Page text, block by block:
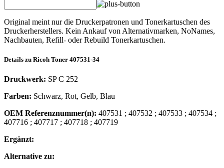
Original meint nur die Druckerpatronen und Tonerkartuschen des
Druckerherstellers. Kein Ankauf von Alternativmarken, NoNames,
Nachbauten, Refill- oder Rebuild Tonerkartuschen.
Details zu Ricoh Toner 407531-34
Druckwerk: SP C 252
Farben: Schwarz, Rot, Gelb, Blau
OEM Referenznummer(n): 407531 ; 407532 ; 407533 ; 407534 ;
407716 ; 407717 ; 407718 ; 407719
Ergänzt:
Alternative zu: